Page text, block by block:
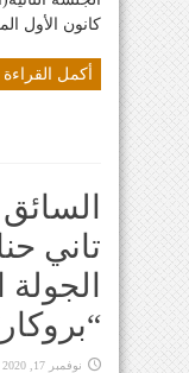
كانون الأول
أكمل
تاني
نوفمبر 17, 2020